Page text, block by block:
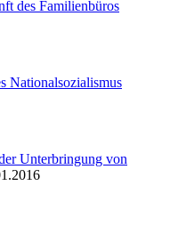
des Familienbüros
Nationalsozialismus
Unterbringung von